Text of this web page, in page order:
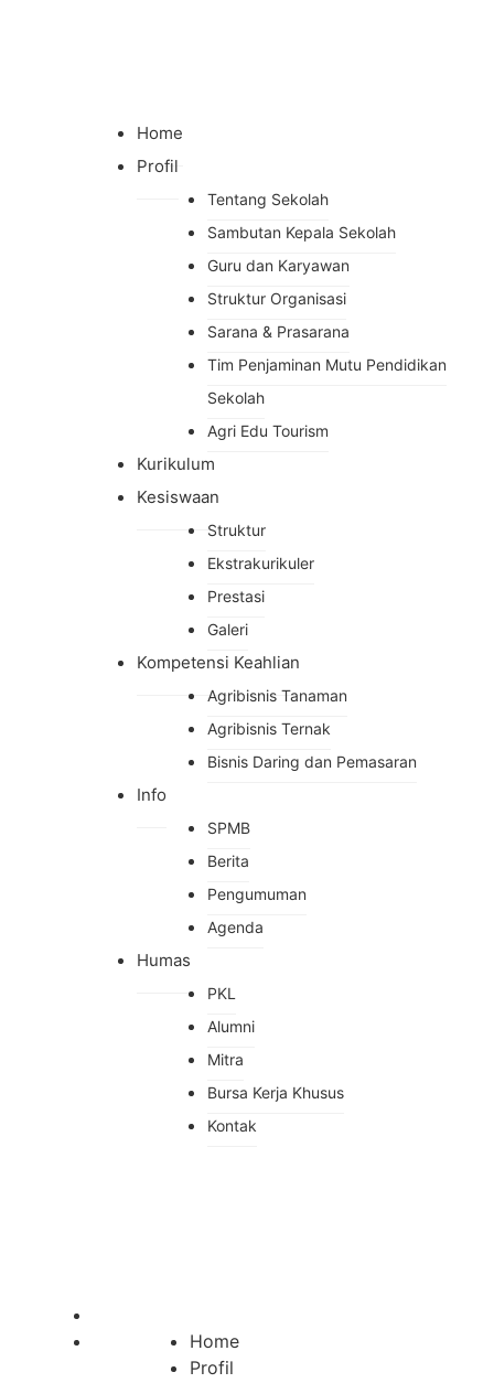
Home
Profil
Tentang Sekolah
Sambutan Kepala Sekolah
Guru dan Karyawan
Struktur Organisasi
Sarana & Prasarana
Tim Penjaminan Mutu Pendidikan
Sekolah
Agri Edu Tourism
Kurikulum
Kesiswaan
Struktur
Ekstrakurikuler
Prestasi
Galeri
Kompetensi Keahlian
Agribisnis Tanaman
Agribisnis Ternak
Bisnis Daring dan Pemasaran
Info
SPMB
Berita
Pengumuman
Agenda
Humas
PKL
Alumni
Mitra
Bursa Kerja Khusus
Kontak
Home
Profil